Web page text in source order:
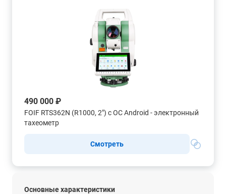
490 000 ₽
FOIF RTS362N (R1000, 2") с ОС Android - электронный
тахеометр
Смотреть
Основные характеристики